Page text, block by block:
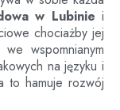
w Lubiniei
chociażby jej
wspomnianym
na języku i
to hamuje rozwój